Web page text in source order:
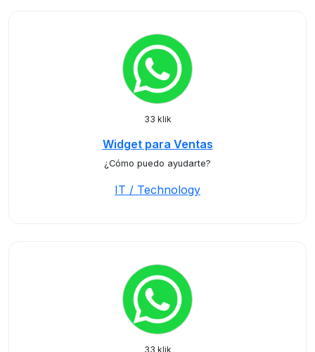
33 klik
Widget para Ventas
¿Cómo puedo ayudarte?
IT / Technology
33 klik